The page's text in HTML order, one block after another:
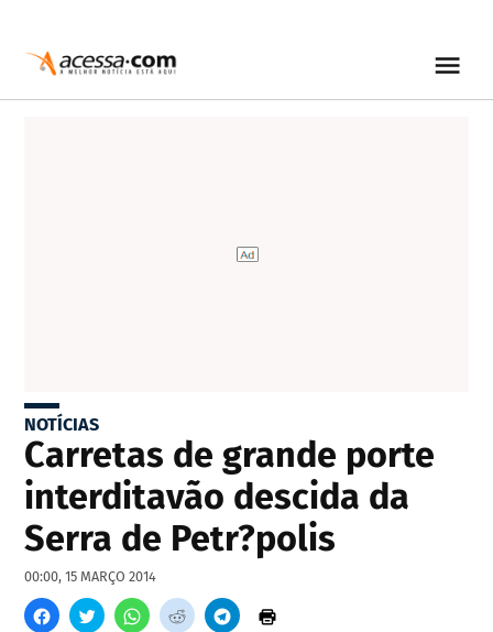
NOTÍCIAS
Carretas de grande porte
interditavão descida da
Serra de Petr?polis
00:00, 15 MARÇO 2014